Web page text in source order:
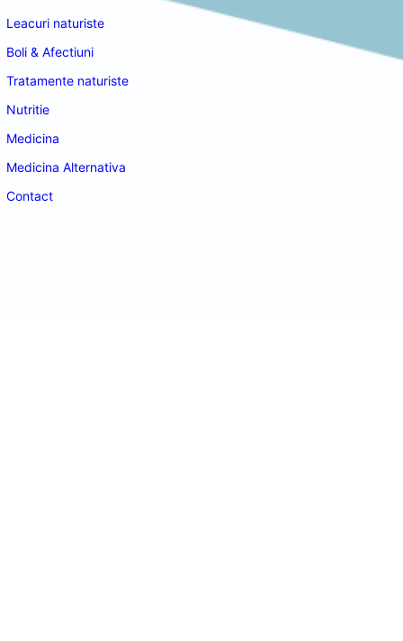
Leacuri naturiste
Boli & Afectiuni
Tratamente naturiste
Nutritie
Medicina
Medicina Alternativa
Contact